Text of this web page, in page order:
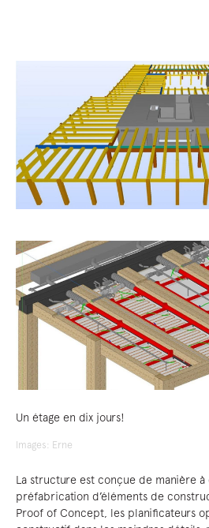
Un étage en dix jours!
Images: Erne
La structure est conçue de manière à
préfabrication d’éléments de
Proof of Concept, les planificateurs